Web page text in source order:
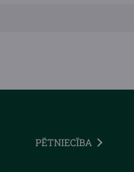
PĒTNIECĪBA